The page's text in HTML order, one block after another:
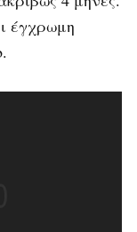
έγχρωμη